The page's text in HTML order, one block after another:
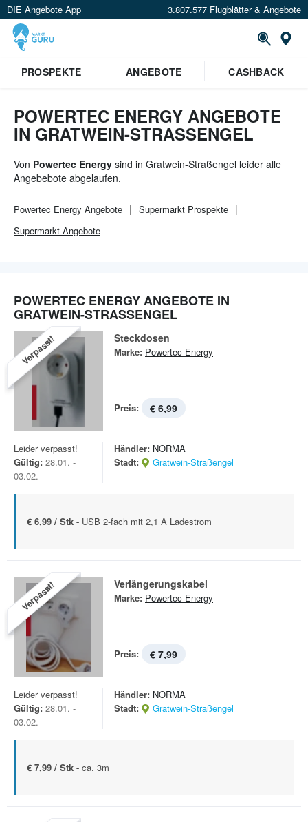
DIE Angebote App 3.807.577 Flugblätter & Angebote
PROSPEKTE
ANGEBOTE CASHBACK
POWERTEC ENERGY ANGEBOTE
IN GRATWEIN-STRASSENGEL
Von Powertec Energy sind in Gratwein-Straßengel leider alle
Angebebote abgelaufen.
Powertec Energy Angebote Supermarkt Prospekte
Supermarkt Angebote
POWERTEC ENERGY ANGEBOTE IN
GRATWEIN-STRASSENGEL
Verpasst! Steckdosen
Marke: Powertec Energy
Preis: € 6,99
Leider verpasst!
Gültig: 28.01. -
03.02.
Händler: NORMA
Stadt:
Gratwein-Straßengel
€ 6,99 / Stk - USB 2-fach mit 2,1 A Ladestrom
Verpasst! Verlängerungskabel
Marke: Powertec Energy
Preis: € 7,99
Leider verpasst!
Gültig: 28.01. -
03.02.
Händler: NORMA
Stadt:
Gratwein-Straßengel
€ 7,99 / Stk - ca. 3m